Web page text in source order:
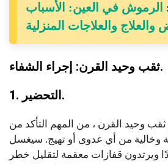
الرموش في العين: الأسباب
والعلاج والعلاجات المنزلية
ثقب وحيد القرن: إجراء الشفاء.
1. التحضير.
وحيد القرن ، من المهم التأكد من
وخالية من أي عدوى أو تهيج. سيغسل
ويرتدون قفازات معقمة لتقليل خطر